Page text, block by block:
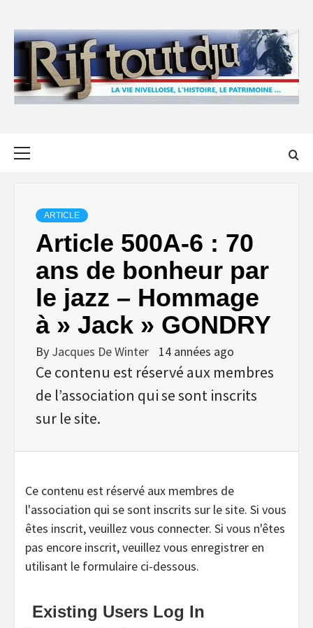
content
ARTICLE
Article 500A-6 : 70
ans de bonheur par
le jazz – Hommage
à » Jack » GONDRY
By Jacques De Winter 14 années ago
Ce contenu est réservé aux membres
de l’association qui se sont inscrits
sur le site.
Ce contenu est réservé aux membres de
l'association qui se sont inscrits sur le site. Si vous
êtes inscrit, veuillez vous connecter. Si vous n'êtes
pas encore inscrit, veuillez vous enregistrer en
utilisant le formulaire ci-dessous.
Existing Users Log In